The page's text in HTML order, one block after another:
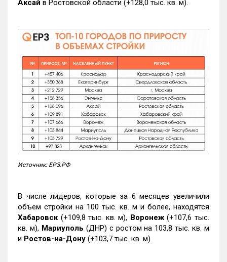
Аксай в Ростовской области (+128,0 тыс. кв. м).
Источник: ЕРЗ.РФ
В числе лидеров, которые за 6 месяцев увеличили
объем стройки на 100 тыс. кв. м и более, находятся
Хабаровск (+109,8 тыс. кв. м), Воронеж(+107,6 тыс.
кв. м), Мариуполь (ДНР) с ростом на 103,8 тыс. кв. м
и Ростов-на-Дону (+103,7 тыс. кв. м).